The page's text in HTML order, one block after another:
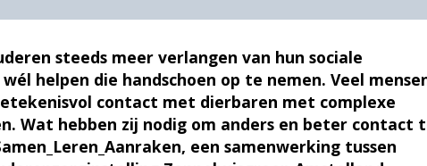
steeds meer verlangen van hun sociale
helpen die handschoen op te nemen. Veel
contact met dierbaren met complexe
Wat hebben zij nodig om anders en beter contact
een samenwerking tussen